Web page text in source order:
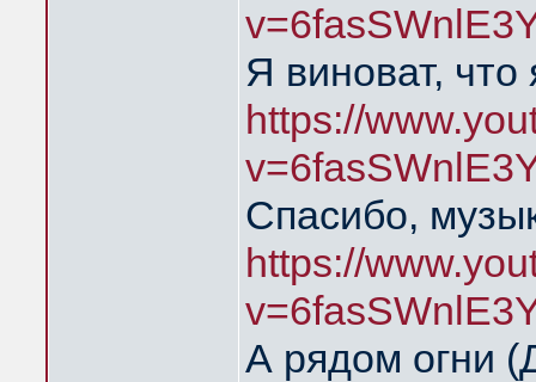
Я виноват,
https://
Спасибо,
https://
А рядом огни